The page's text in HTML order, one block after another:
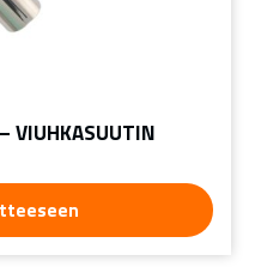
VIUHKASUUTIN